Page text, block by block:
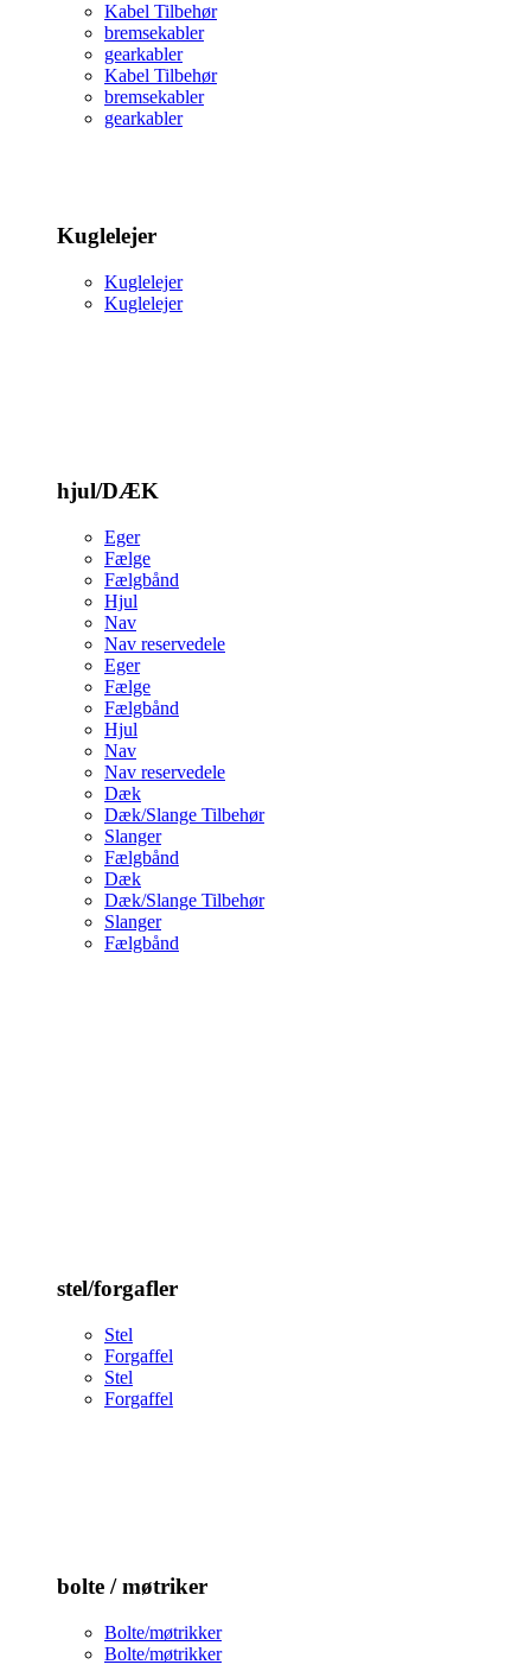
Kabel Tilbehør
bremsekabler
gearkabler
Kabel Tilbehør
bremsekabler
gearkabler
Kuglelejer
Kuglelejer
Kuglelejer
hjul/DÆK
Eger
Fælge
Fælgbånd
Hjul
Nav
Nav reservedele
Eger
Fælge
Fælgbånd
Hjul
Nav
Nav reservedele
Dæk
Dæk/Slange Tilbehør
Slanger
Fælgbånd
Dæk
Dæk/Slange Tilbehør
Slanger
Fælgbånd
stel/forgafler
Stel
Forgaffel
Stel
Forgaffel
bolte / møtriker
Bolte/møtrikker
Bolte/møtrikker